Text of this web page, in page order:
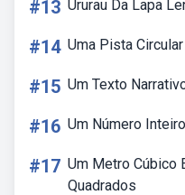
#13 Ururau Da Lapa
#14 Uma Pista
#15 Um Texto
#16 Um Número
#17 Um Metro Cúbico
Quadrados